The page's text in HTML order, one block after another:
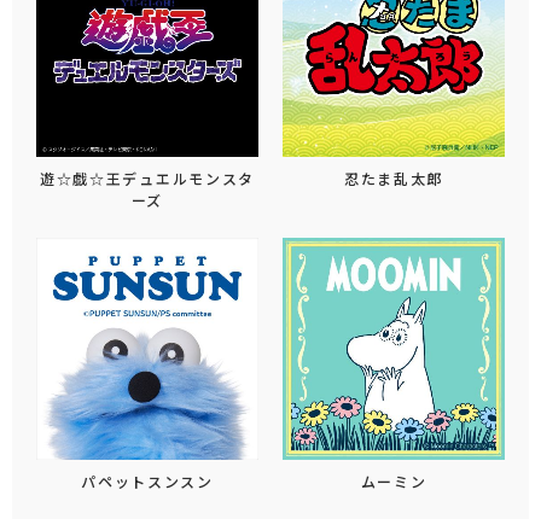
遊☆戯☆王デュエルモンスタ
ーズ
忍たま乱太郎
パペットスンスン ムーミン